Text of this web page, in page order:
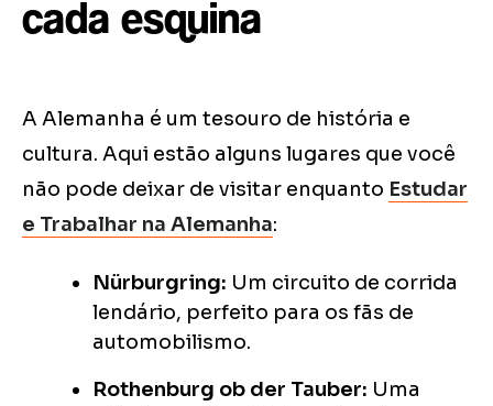
cada esquina
A Alemanha é um tesouro de história e
cultura. Aqui estão alguns lugares que você
não pode deixar de visitar enquanto Estudar
e Trabalhar na Alemanha:
Nürburgring: Um circuito de corrida
lendário, perfeito para os fãs de
automobilismo.
Rothenburg ob der Tauber: Uma